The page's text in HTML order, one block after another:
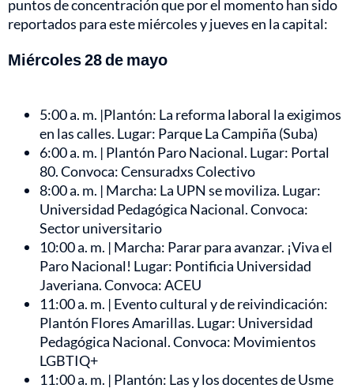
puntos de concentración que por el momento han sido
reportados para este miércoles y jueves en la capital:
Miércoles 28 de mayo
5:00 a. m. |Plantón: La reforma laboral la exigimos
en las calles. Lugar: Parque La Campiña (Suba)
6:00 a. m. | Plantón Paro Nacional. Lugar: Portal
80. Convoca: Censuradxs Colectivo
8:00 a. m. | Marcha: La UPN se moviliza. Lugar:
Universidad Pedagógica Nacional. Convoca:
Sector universitario
10:00 a. m. | Marcha: Parar para avanzar. ¡Viva el
Paro Nacional! Lugar: Pontificia Universidad
Javeriana. Convoca: ACEU
11:00 a. m. | Evento cultural y de reivindicación:
Plantón Flores Amarillas. Lugar: Universidad
Pedagógica Nacional. Convoca: Movimientos
LGBTIQ+
11:00 a. m. | Plantón: Las y los docentes de Usme